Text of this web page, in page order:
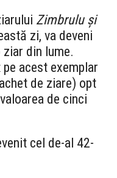
Zimbrulu și
zi, va deveni
din lume.
acest exemplar
de ziare) opt
de cinci
cel de-al 42-